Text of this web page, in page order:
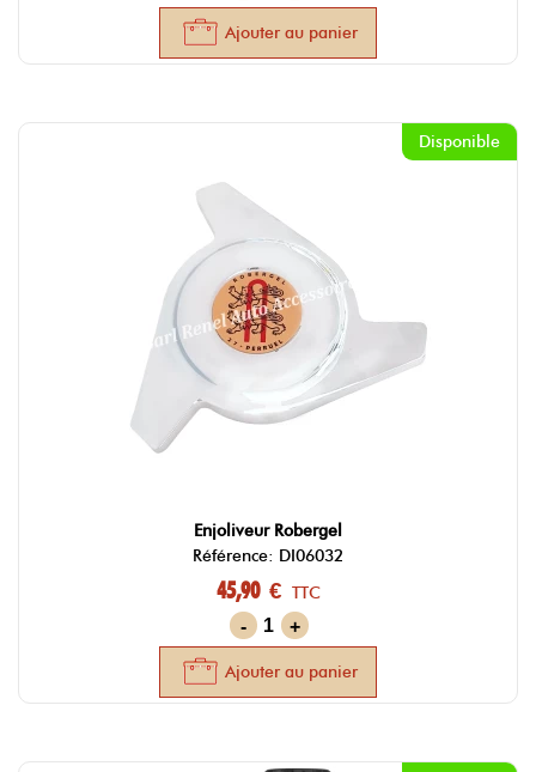
Ajouter au panier
Disponible
Enjoliveur Robergel
Référence: DI06032
45,90 € TTC
-
+
Ajouter au panier